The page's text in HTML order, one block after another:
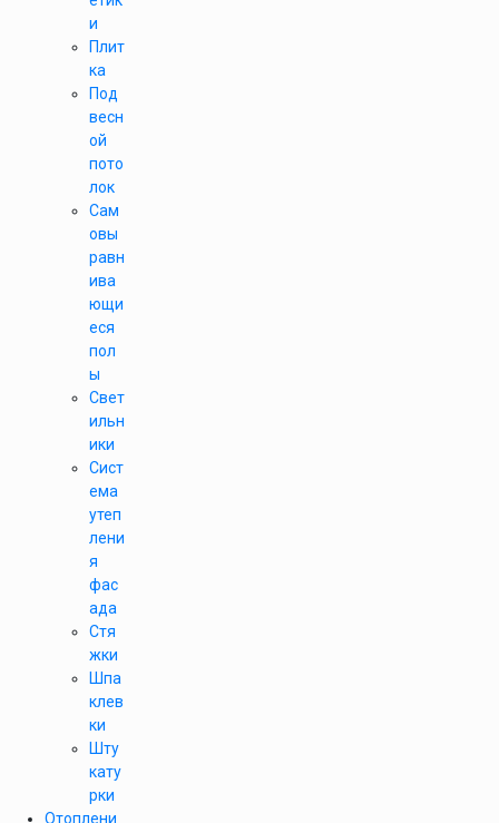
и
Плит
ка
Под
весн
ой
пото
лок
Сам
овы
равн
ива
ющи
еся
пол
ы
Свет
ильн
ики
Сист
ема
утеп
лени
я
фас
ада
Стя
жки
Шпа
клев
ки
Шту
кату
рки
Отоплени